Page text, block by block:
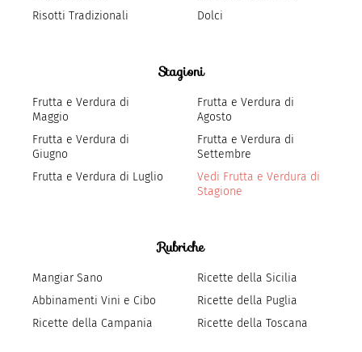
Risotti Tradizionali
Dolci
Stagioni
Frutta e Verdura di
Maggio
Frutta e Verdura di
Giugno
Frutta e Verdura di Luglio
Frutta e Verdura di
Agosto
Frutta e Verdura di
Settembre
Vedi Frutta e Verdura di
Stagione
Rubriche
Mangiar Sano
Abbinamenti Vini e Cibo
Ricette della Campania
Ricette della Sicilia
Ricette della Puglia
Ricette della Toscana